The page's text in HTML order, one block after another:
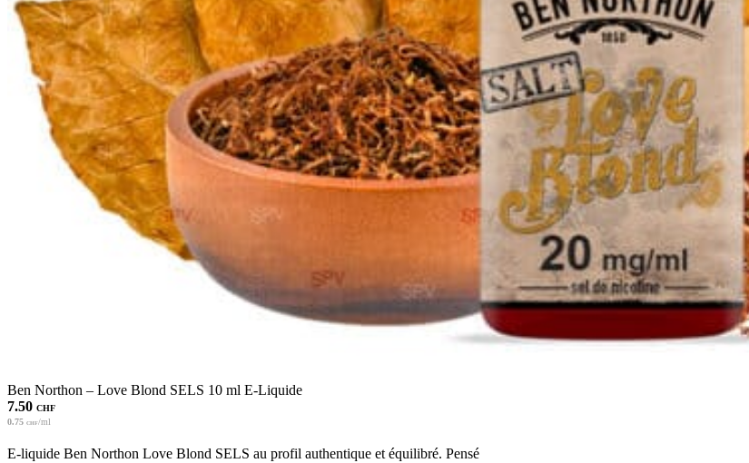
Ben Northon – Love Blond SELS 10 ml E-Liquide
7.50 CHF
0.75 CHF/ml
E-liquide Ben Northon Love Blond SELS au profil authentique et équilibré. Pensé